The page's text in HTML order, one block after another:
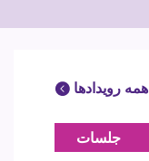
همه رویدادها
جلسات